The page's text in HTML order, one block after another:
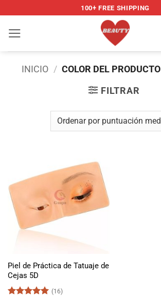
contenido
100+ FREE SHIPPING
INICIO / COLOR DEL PRODUCTO
FILTRAR
Piel de Práctica de Tatuaje de
Cejas 5D
(16)